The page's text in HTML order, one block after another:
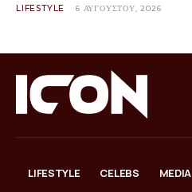
LIFESTYLE 6 ΑΥΓΟΎΣΤΟΥ, 2026
LIFESTYLE CELEBS MEDIA